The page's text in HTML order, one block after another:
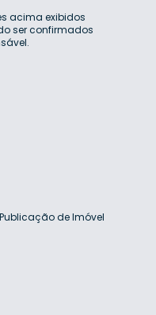
acima exibidos
ser confirmados
de Imóvel